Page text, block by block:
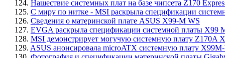
124. Нашествие системных плат на базе чипсета Z170
125. С миру по нитке - MSI раскрыла спецификации
126. Сведения о материнской плате ASUS X99-M WS
127. EVGA раскрыла спецификации системной платы X99
128. MSI демонстрирует могучую системную плату Z170A
129. ASUS анонсировала microATX системную плату